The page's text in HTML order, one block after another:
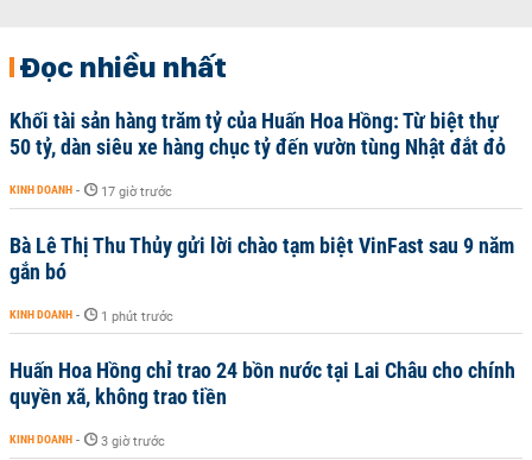
Đọc nhiều nhất
Khối tài sản hàng trăm tỷ của Huấn Hoa Hồng: Từ biệt thự
50 tỷ, dàn siêu xe hàng chục tỷ đến vườn tùng Nhật đắt đỏ
KINH DOANH - 17 giờ trước
Bà Lê Thị Thu Thủy gửi lời chào tạm biệt VinFast sau 9 năm
gắn bó
KINH DOANH - 1 phút trước
Huấn Hoa Hồng chỉ trao 24 bồn nước tại Lai Châu cho chính
quyền xã, không trao tiền
KINH DOANH - 3 giờ trước